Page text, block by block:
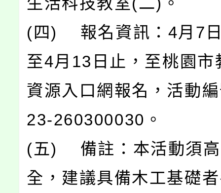
(四) 報名資訊：4月7
至4月13日止，至桃園市
資源入口網報名，活動
23-260300030。
(五) 備註：本活動須高
全，建議具備木工基礎